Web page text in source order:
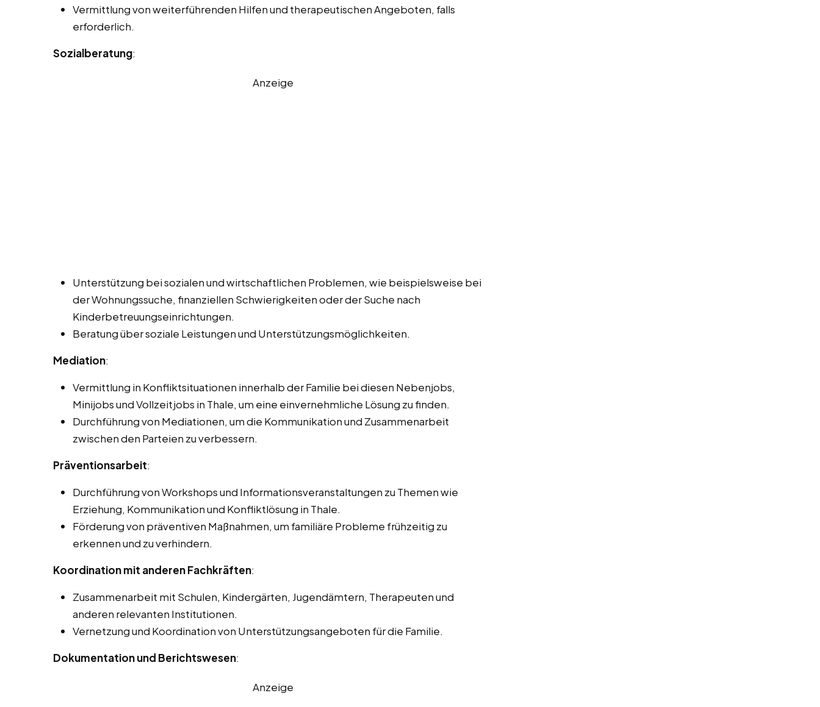
Vermittlung von weiterführenden Hilfen und therapeutischen Angeboten, falls
erforderlich.
Sozialberatung:
Anzeige
Unterstützung bei sozialen und wirtschaftlichen Problemen, wie beispielsweise bei
der Wohnungssuche, finanziellen Schwierigkeiten oder der Suche nach
Kinderbetreuungseinrichtungen.
Beratung über soziale Leistungen und Unterstützungsmöglichkeiten.
Mediation:
Vermittlung in Konfliktsituationen innerhalb der Familie bei diesen Nebenjobs,
Minijobs und Vollzeitjobs in Thale, um eine einvernehmliche Lösung zu finden.
Durchführung von Mediationen, um die Kommunikation und Zusammenarbeit
zwischen den Parteien zu verbessern.
Präventionsarbeit:
Durchführung von Workshops und Informationsveranstaltungen zu Themen wie
Erziehung, Kommunikation und Konfliktlösung in Thale.
Förderung von präventiven Maßnahmen, um familiäre Probleme frühzeitig zu
erkennen und zu verhindern.
Koordination mit anderen Fachkräften:
Zusammenarbeit mit Schulen, Kindergärten, Jugendämtern, Therapeuten und
anderen relevanten Institutionen.
Vernetzung und Koordination von Unterstützungsangeboten für die Familie.
Dokumentation und Berichtswesen:
Anzeige